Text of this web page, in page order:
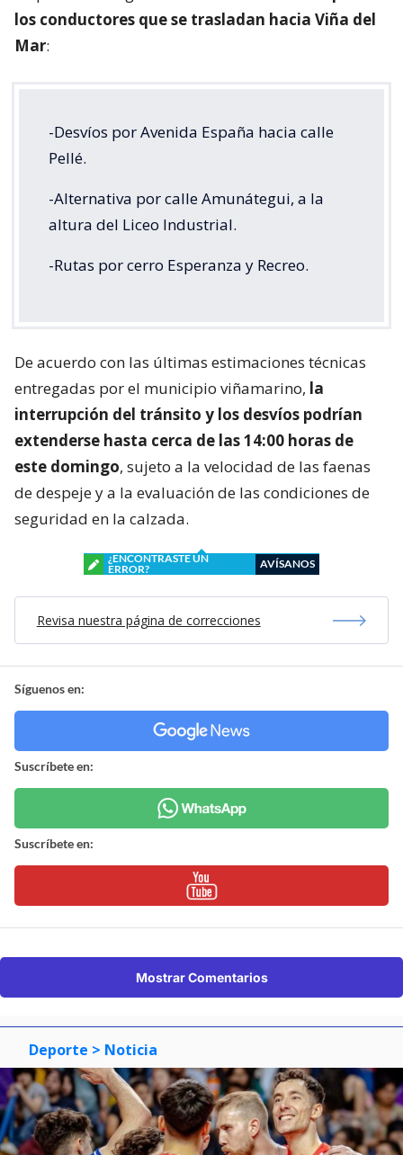
los conductores que se trasladan hacia Viña del
Mar:
-Desvíos por Avenida España hacia calle
Pellé.
-Alternativa por calle Amunátegui, a la
altura del Liceo Industrial.
-Rutas por cerro Esperanza y Recreo.
De acuerdo con las últimas estimaciones técnicas
entregadas por el municipio viñamarino, la
interrupción del tránsito y los desvíos podrían
extenderse hasta cerca de las 14:00 horas de
este domingo, sujeto a la velocidad de las faenas
de despeje y a la evaluación de las condiciones de
seguridad en la calzada.
¿ENCONTRASTE UN
ERROR?
AVÍSANOS
Revisa nuestra página de correcciones
Síguenos en:
Suscríbete en:
Suscríbete en:
Mostrar Comentarios
Deporte > Noticia